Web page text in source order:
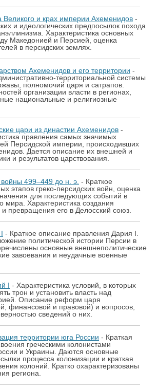
Великого и крах империи Ахеменидов -
и идеологических предпосылок похода
Характеристика основных
Македонией и Персией, оценка
в персидских землях.
Ахеменидов и его территории -
территориальной системы
полномочий царя и сатрапов.
организации власти в регионах,
национальные и религиозные
цари из династии Ахеменидов -
правления самых значимых
Персидской империи, происходивших
Дается описание их внешней и
и результатов царствования.
499–449 до н. э. - Краткое
этапов греко-персидских войн, оценка
для последующих событий в
мира. Характеристика создания
превращения его в Делосский союз.
- Краткое описание правления Дария I.
политической истории Персии в
основные внешнеполитические
завоевания и неудачные военные
I - Характеристика условий, в которых
трон и установить власть над
Описание реформ царя
финансовой и правовой) и вопросов,
сведений о них.
территории юга России - Краткая
греческими колонистами
и Украины. Даются основные
процесса колонизации и краткая
колоний. Кратко охарактеризованы
региона.